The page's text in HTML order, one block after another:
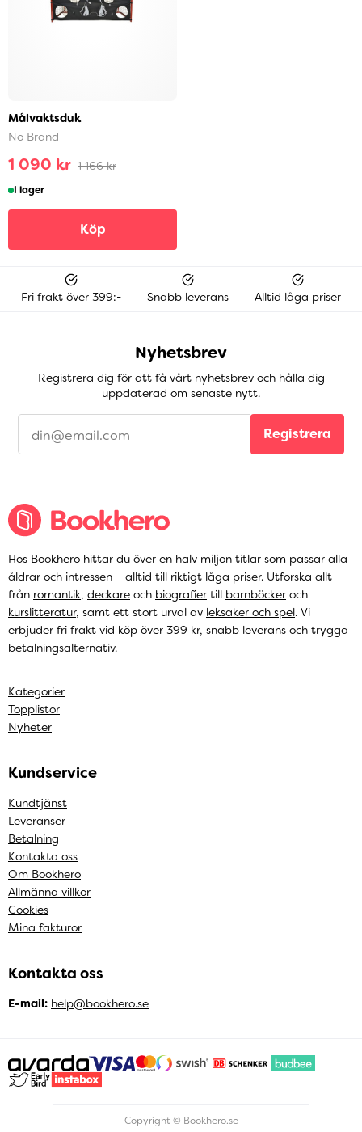
Målvaktsduk
No Brand
1 090 kr 1 166 kr
I lager
Köp
Fri frakt över 399:- Snabb leverans Alltid låga priser
Nyhetsbrev
Registrera dig för att få vårt nyhetsbrev och hålla dig
uppdaterad om senaste nytt.
Registrera
Hos Bookhero hittar du över en halv miljon titlar som passar alla
åldrar och intressen – alltid till riktigt låga priser. Utforska allt
från romantik, deckare och biografier till barnböcker och
kurslitteratur, samt ett stort urval av leksaker och spel. Vi
erbjuder fri frakt vid köp över 399 kr, snabb leverans och trygga
betalningsalternativ.
Kategorier
Topplistor
Nyheter
Kundservice
Kundtjänst
Leveranser
Betalning
Kontakta oss
Om Bookhero
Allmänna villkor
Cookies
Mina fakturor
Kontakta oss
E-mail: help@bookhero.se
Copyright © Bookhero.se